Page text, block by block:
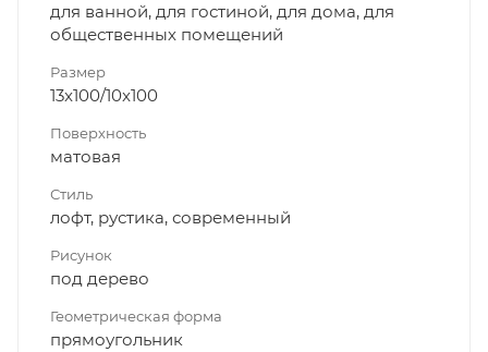
для ванной, для гостиной, для дома, для
общественных помещений
Размер
13x100/10x100
Поверхность
матовая
Стиль
лофт, рустика, современный
Рисунок
под дерево
Геометрическая форма
прямоугольник